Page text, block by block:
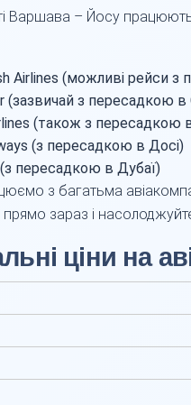
Варшава – Йосу працюють
Airlines (можливі рейси з
(зазвичай з пересадкою в
(також з пересадкою
(з пересадкою в Досі)
пересадкою в Дубаї)
з багатьма
прямо зараз і
ціни на